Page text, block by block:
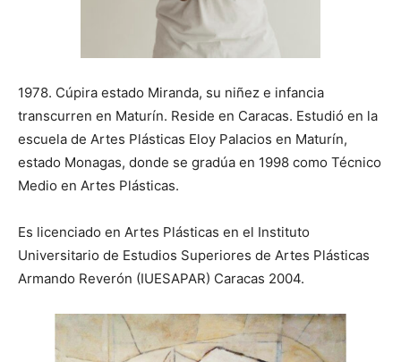
1978. Cúpira estado Miranda, su niñez e infancia
transcurren en Maturín. Reside en Caracas. Estudió en la
escuela de Artes Plásticas Eloy Palacios en Maturín,
estado Monagas, donde se gradúa en 1998 como Técnico
Medio en Artes Plásticas.
Es licenciado en Artes Plásticas en el Instituto
Universitario de Estudios Superiores de Artes Plásticas
Armando Reverón (IUESAPAR) Caracas 2004.